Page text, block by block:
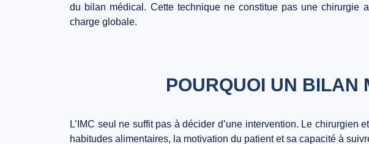
du bilan médical. Cette technique ne constitue pas une chirurgie
charge globale.
POURQUOI UN BILAN
L’IMC seul ne suffit pas à décider d’une intervention. Le
habitudes alimentaires, la motivation du patient et sa capacité à